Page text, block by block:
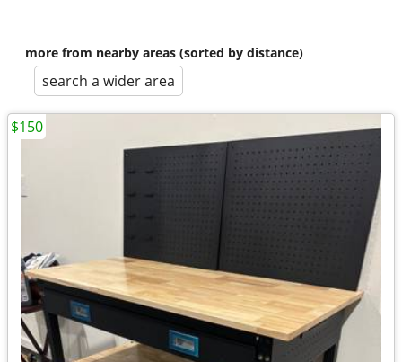
more from nearby areas (sorted by distance)
search a wider area
$150